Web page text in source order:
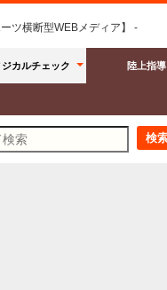
ツ横断型WEBメディア】 -
ジカルチェック 陸上指導